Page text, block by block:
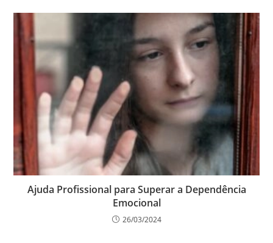
Ajuda Profissional para Superar a Dependência
Emocional
26/03/2024